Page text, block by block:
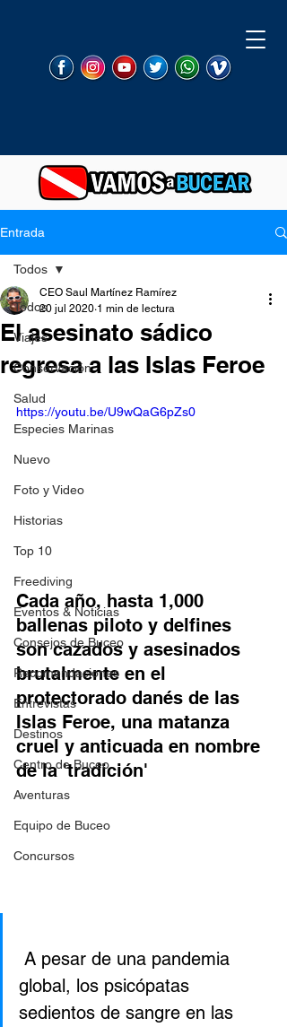
Entrada
Todos
Viajes
Conservación
Salud
Especies Marinas
Nuevo
Foto y Video
Historias
Top 10
Freediving
Eventos & Noticias
Consejos de Buceo
Recomendaciones
Entrevistas
Destinos
Centro de Buceo
Aventuras
Equipo de Buceo
Concursos
Todos
El asesinato sádico
regresa a las Islas Feroe
CEO Saul Martínez Ramírez
20 jul 2020 1 min de lectura
https://youtu.be/U9wQaG6pZs0
Cada año, hasta 1,000
ballenas piloto y delfines
son cazados y asesinados
brutalmente en el
protectorado danés de las
Islas Feroe, una matanza
cruel y anticuada en nombre
de la 'tradición'
global, los psicópatas
sedientos de sangre en las